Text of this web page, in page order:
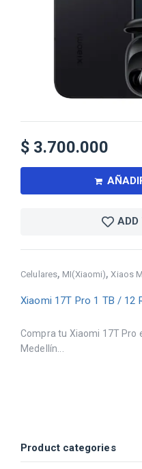
Product categories
Celulares, MI(Xiaomi),Xiaos
Xiaomi 17T Pro 1 TB / 12
Compra tu Xiaomi 17T Pro
Medellín...
$ 3.700.000
ADD